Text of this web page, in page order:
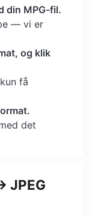
din MPG-fil.
— vi er
og klik
få
det
JPEG